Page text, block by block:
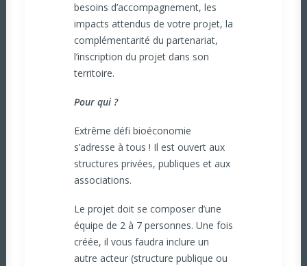
besoins d’accompagnement, les
impacts attendus de votre projet, la
complémentarité du partenariat,
l’inscription du projet dans son
territoire.
Pour qui ?
Extrême défi bioéconomie
s’adresse à tous ! Il est ouvert aux
structures privées, publiques et aux
associations.
Le projet doit se composer d’une
équipe de 2 à 7 personnes. Une fois
créée, il vous faudra inclure un
autre acteur (structure publique ou